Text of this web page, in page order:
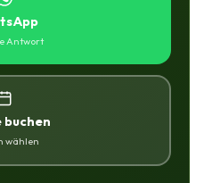
Antwort
buchen
wählen